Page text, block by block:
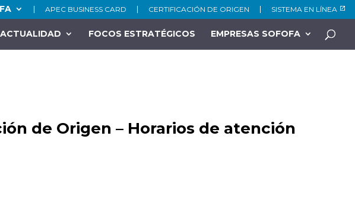
APEC BUSINESS CARD CERTIFICACIÓN DE ORIGEN SISTEMA EN LÍNEA
ACTUALIDAD FOCOS ESTRATÉGICOS EMPRESAS SOFOFA
de Origen – Horarios de atención